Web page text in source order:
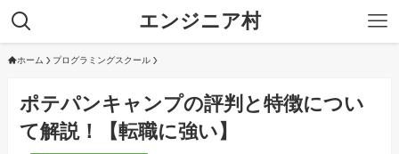
エンジニア村
ホーム プログラミングスクール
ポテパンキャンプの評判と特徴につい
て解説！【転職に強い】